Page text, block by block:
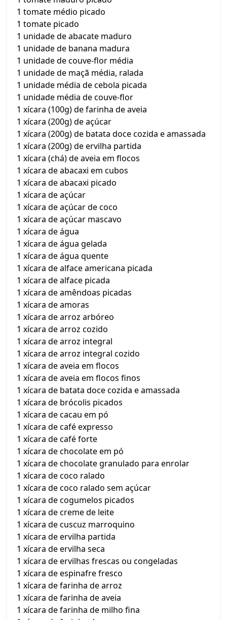
1 tomate médio picado
1 tomate picado
1 unidade de abacate maduro
1 unidade de banana madura
1 unidade de couve-flor média
1 unidade de maçã média, ralada
1 unidade média de cebola picada
1 unidade média de couve-flor
1 xícara (100g) de farinha de aveia
1 xícara (200g) de açúcar
1 xícara (200g) de batata doce cozida e amassada
1 xícara (200g) de ervilha partida
1 xícara (chá) de aveia em flocos
1 xícara de abacaxi em cubos
1 xícara de abacaxi picado
1 xícara de açúcar
1 xícara de açúcar de coco
1 xícara de açúcar mascavo
1 xícara de água
1 xícara de água gelada
1 xícara de água quente
1 xícara de alface americana picada
1 xícara de alface picada
1 xícara de amêndoas picadas
1 xícara de amoras
1 xícara de arroz arbóreo
1 xícara de arroz cozido
1 xícara de arroz integral
1 xícara de arroz integral cozido
1 xícara de aveia em flocos
1 xícara de aveia em flocos finos
1 xícara de batata doce cozida e amassada
1 xícara de brócolis picados
1 xícara de cacau em pó
1 xícara de café expresso
1 xícara de café forte
1 xícara de chocolate em pó
1 xícara de chocolate granulado para enrolar
1 xícara de coco ralado
1 xícara de coco ralado sem açúcar
1 xícara de cogumelos picados
1 xícara de creme de leite
1 xícara de cuscuz marroquino
1 xícara de ervilha partida
1 xícara de ervilha seca
1 xícara de ervilhas frescas ou congeladas
1 xícara de espinafre fresco
1 xícara de farinha de arroz
1 xícara de farinha de aveia
1 xícara de farinha de milho fina